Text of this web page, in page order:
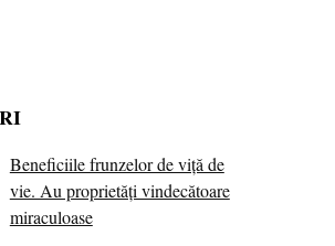
Beneficiile frunzelor de viță de
vie. Au proprietăţi vindecătoare
miraculoase